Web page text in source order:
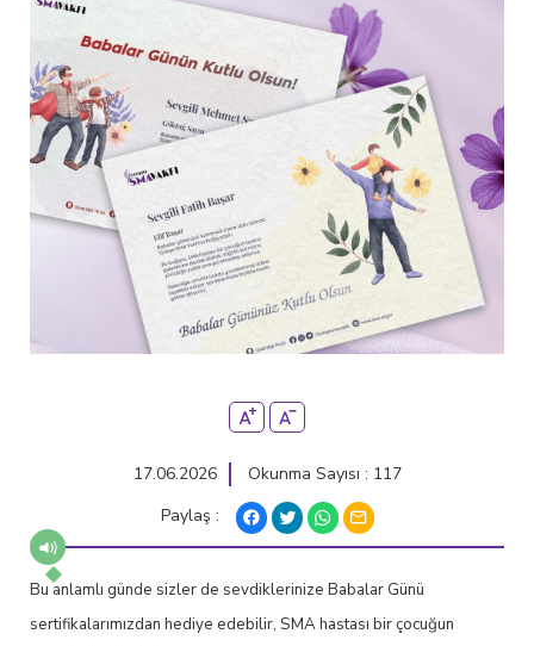
17.06.2026
Okunma Sayısı : 117
Paylaş :
Bu anlamlı günde sizler de sevdiklerinize Babalar Günü
sertifikalarımızdan hediye edebilir, SMA hastası bir çocuğun